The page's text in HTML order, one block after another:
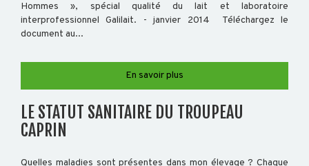
Hommes », spécial qualité du lait et laboratoire
interprofessionnel Galilait. - janvier 2014 Téléchargez le
document au...
En savoir plus
LE STATUT SANITAIRE DU TROUPEAU
CAPRIN
Quelles maladies sont présentes dans mon élevage ? Chaque